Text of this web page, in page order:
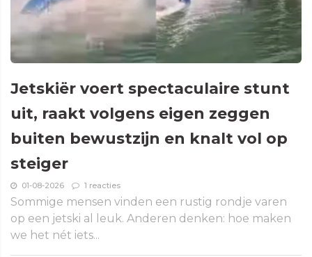
Jetskiër voert spectaculaire stunt
uit, raakt volgens eigen zeggen
buiten bewustzijn en knalt vol op
steiger
01-08-2026 1 reacties
Sommige mensen vinden een rustig rondje varen
op een jetski al leuk. Anderen denken: hoe maken
we het nét iets...